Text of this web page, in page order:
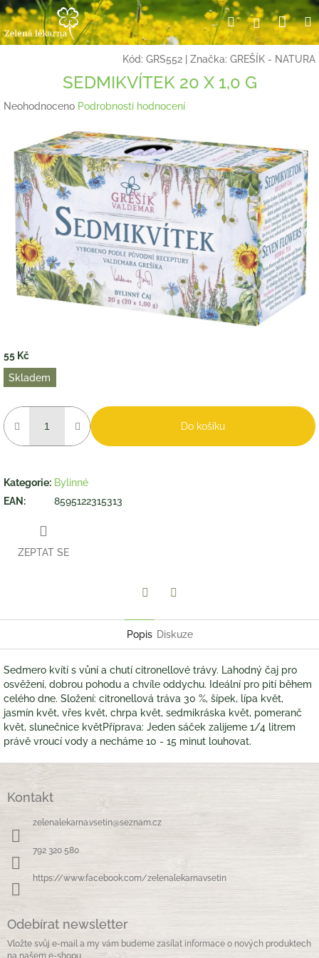
Přejít
na
obsah
HledatPřihlášení
Kód: GRS552 Značka: GREŠÍK - NATURA
SEDMIKVÍTEK 20 X 1,0 G
Průměrné
0,0
hvězdiček.
Neohodnoceno Podrobnosti hodnocení
55 Kč
Měrná
cena:
Skladem
Do košíku
Kategorie: Bylinné
EAN : 8595122315313
ZEPTAT SE
Popis Diskuze
Sedmero kvítí s vůní a chutí citronellové trávy. Lahodný čaj pro
osvěžení, dobrou pohodu a chvíle oddychu. Ideální pro pití během
celého dne. Složení: citronellová tráva 30 %, šípek, lípa květ,
jasmín květ, vřes květ, chrpa květ, sedmikráska květ, pomeranč
květ, slunečnice květPříprava: Jeden sáček zalijeme 1/4 litrem
právě vroucí vody a necháme 10 - 15 minut louhovat.
Kontakt
zelenalekarna.vsetin@seznam.cz
792 320 580
https://www.facebook.com/zelenalekarnavsetin
Odebírat newsletter
Vložte svůj e-mail a my vám budeme zasílat informace o nových produktech